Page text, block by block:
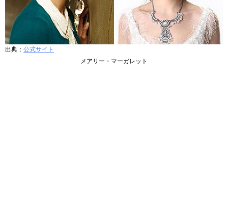
出典： 公式サイト
メアリー・マーガレット